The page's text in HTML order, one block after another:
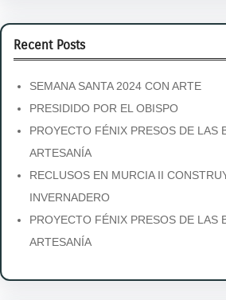
Recent Posts
SEMANA SANTA 2024 CON ARTE
PRESIDIDO POR EL OBISPO
PROYECTO FÉNIX PRESOS DE LAS
ARTESANÍA
RECLUSOS EN MURCIA II
INVERNADERO
PROYECTO FÉNIX PRESOS DE LAS
ARTESANÍA